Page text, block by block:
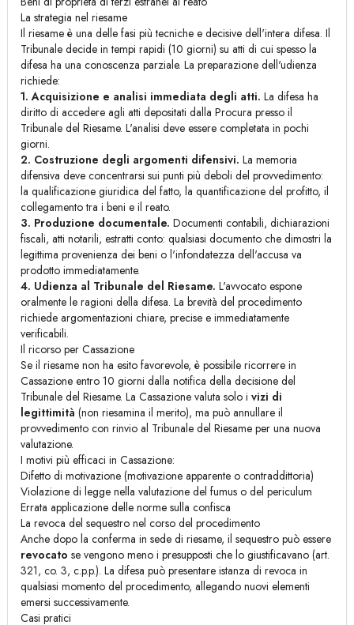
La strategia nel riesame
Il riesame è una delle fasi più tecniche e decisive dell'intera difesa. Il
Tribunale decide in tempi rapidi (10 giorni) su atti di cui spesso la
difesa ha una conoscenza parziale. La preparazione dell'udienza
richiede:
1. Acquisizione e analisi immediata degli atti. La difesa ha
diritto di accedere agli atti depositati dalla Procura presso il
Tribunale del Riesame. L'analisi deve essere completata in pochi
giorni.
2. Costruzione degli argomenti difensivi. La memoria
difensiva deve concentrarsi sui punti più deboli del provvedimento:
la qualificazione giuridica del fatto, la quantificazione del profitto, il
collegamento tra i beni e il reato.
3. Produzione documentale. Documenti contabili, dichiarazioni
fiscali, atti notarili, estratti conto: qualsiasi documento che dimostri la
legittima provenienza dei beni o l'infondatezza dell'accusa va
prodotto immediatamente.
4. Udienza al Tribunale del Riesame. L'avvocato espone
oralmente le ragioni della difesa. La brevità del procedimento
richiede argomentazioni chiare, precise e immediatamente
verificabili.
Il ricorso per Cassazione
Se il riesame non ha esito favorevole, è possibile ricorrere in
Cassazione entro 10 giorni dalla notifica della decisione del
Tribunale del Riesame. La Cassazione valuta solo i vizi di
legittimità (non riesamina il merito), ma può annullare il
provvedimento con rinvio al Tribunale del Riesame per una nuova
valutazione.
I motivi più efficaci in Cassazione:
Difetto di motivazione (motivazione apparente o contraddittoria)
Violazione di legge nella valutazione del fumus o del periculum
Errata applicazione delle norme sulla confisca
La revoca del sequestro nel corso del procedimento
Anche dopo la conferma in sede di riesame, il sequestro può essere
revocato se vengono meno i presupposti che lo giustificavano (art.
321, co. 3, c.p.p.). La difesa può presentare istanza di revoca in
qualsiasi momento del procedimento, allegando nuovi elementi
emersi successivamente.
Casi pratici